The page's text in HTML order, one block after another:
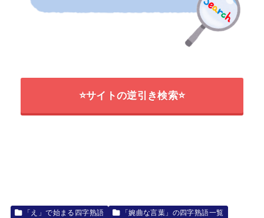
⭐サイトの逆引き検索⭐
「え」で始まる四字熟語
「婉曲な言葉」の四字熟語一覧